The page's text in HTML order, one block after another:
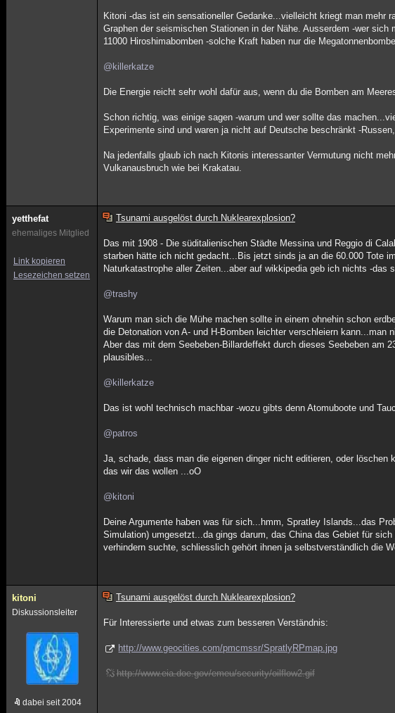
Kitoni -das ist ein sensationeller Gedanke...vielleicht kriegt man mehr
Graphen der seismischen Stationen in der Nähe. Ausserdem -wer
11000 Hiroshimabomben -solche Kraft haben nur die
@killerkatze
Die Energie reicht sehr wohl dafür aus, wenn du die Bomben am
Schon richtig, was einige sagen -warum und wer sollte das
Experimente sind und waren ja nicht auf Deutsche beschränkt -
Na jedenfalls glaub ich nach Kitonis interessanter Vermutung nicht
Vulkanausbruch wie bei Krakatau.
yetthefat
ehemaliges Mitglied
Link kopieren
Lesezeichen setzen
Tsunami ausgelöst durch Nuklearexplosion?
Das mit 1908 - Die süditalienischen Städte Messina und Reggio di
starben hätte ich nicht gedacht...Bis jetzt sinds ja an die 60.000 Tote
Naturkatastrophe aller Zeiten...aber auf wikkipedia geb ich nichts -
@trashy
Warum man sich die Mühe machen sollte in einem ohnehin schon
die Detonation von A- und H-Bomben leichter verschleiern
Aber das mit dem Seebeben-Billardeffekt durch dieses Seebeben am
plausibles...
@killerkatze
Das ist wohl technisch machbar -wozu gibts denn Atomuboote und
@patros
Ja, schade, dass man die eigenen dinger nicht editieren, oder
das wir das wollen ...oO
@kitoni
Deine Argumente haben was für sich...hmm, Spratley Islands...das
Simulation) umgesetzt...da gings darum, das China das Gebiet für
verhindern suchte, schliesslich gehört ihnen ja selbstverständlich die
kitoni
Diskussionsleiter
dabei seit 2004
Tsunami ausgelöst durch Nuklearexplosion?
Für Interessierte und etwas zum besseren Verständnis:
http://www.geocities.com/pmcmssr/SpratlyRPmap.jpg
http://www.eia.doe.gov/emeu/security/oilflow2.gif